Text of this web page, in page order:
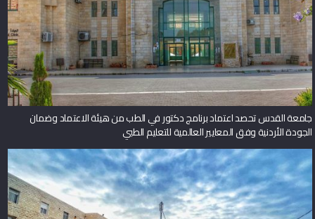
جامعة القدس تحصد اعتماد برنامج دكتور في الطب من هيئة الاعتماد وضمان
الجودة الأردنية وفق المعايير العالمية للتعليم الطبي